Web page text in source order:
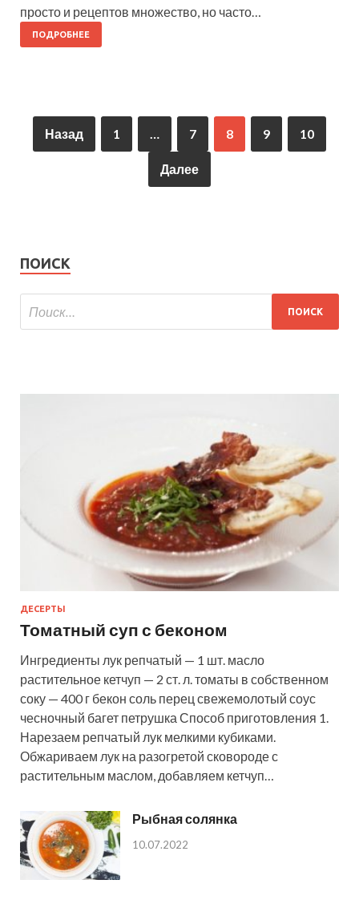
просто и рецептов множество, но часто…
ПОДРОБНЕЕ
Назад 1 … 7 8 9 10
Далее
ПОИСК
ДЕСЕРТЫ
Томатный суп с беконом
Ингредиенты лук репчатый — 1 шт. масло
растительное кетчуп — 2 ст. л. томаты в собственном
соку — 400 г бекон соль перец свежемолотый соус
чесночный багет петрушка Способ приготовления 1.
Нарезаем репчатый лук мелкими кубиками.
Обжариваем лук на разогретой сковороде с
растительным маслом, добавляем кетчуп…
Рыбная солянка
10.07.2022